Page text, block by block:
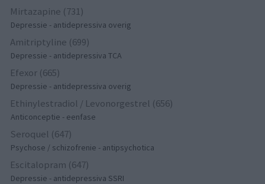
Mirtazapine (731)
Depressie - antidepressiva overig
Amitriptyline (699)
Depressie - antidepressiva TCA
Efexor (665)
Depressie - antidepressiva overig
Ethinylestradiol / Levonorgestrel (656)
Anticonceptie - eenfase
Seroquel (647)
Psychose / schizofrenie - antipsychotica
Escitalopram (647)
Depressie - antidepressiva SSRI